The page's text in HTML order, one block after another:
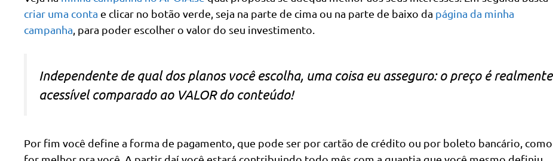
criar uma conta e clicar no botão verde, seja na parte de cima ou na parte de baixo da página da minha
campanha , para poder escolher o valor do seu investimento.
Independente de qual dos planos você escolha, uma coisa eu asseguro: o preço é realmente
acessível comparado ao VALOR do conteúdo!
Por fim você define a forma de pagamento, que pode ser por cartão de crédito ou por boleto bancário, como